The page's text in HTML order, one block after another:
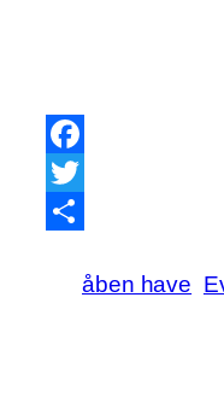
Facebook
Twitter
åben have